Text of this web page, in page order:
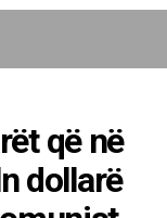
që në
dollarë